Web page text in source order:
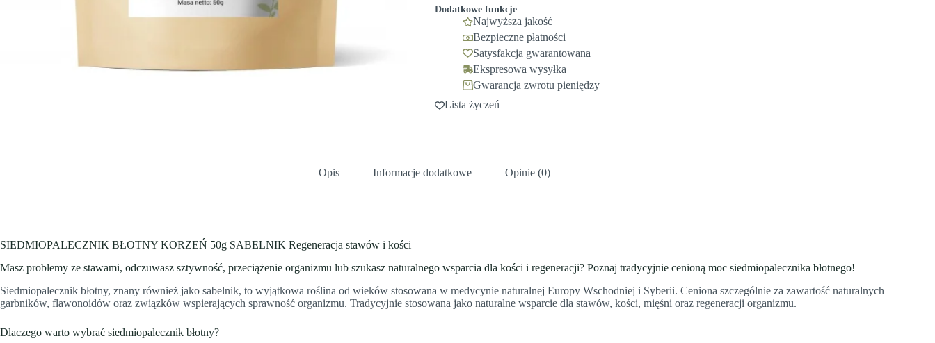
Dodatkowe funkcje
Najwyższa jakość
Bezpieczne płatności
Satysfakcja gwarantowana
Ekspresowa wysyłka
Gwarancja zwrotu pieniędzy
Lista życzeń
Opis Informacje dodatkowe Opinie (0)
SIEDMIOPALECZNIK BŁOTNY KORZEŃ 50g SABELNIK Regeneracja stawów i kości
Masz problemy ze stawami, odczuwasz sztywność, przeciążenie organizmu lub szukasz naturalnego wsparcia dla kości i regeneracji? Poznaj tradycyjnie cenioną moc siedmiopalecznika błotnego!
Siedmiopalecznik błotny, znany również jako sabelnik, to wyjątkowa roślina od wieków stosowana w medycynie naturalnej Europy Wschodniej i Syberii. Ceniona szczególnie za zawartość naturalnych
garbników, flawonoidów oraz związków wspierających sprawność organizmu. Tradycyjnie stosowana jako naturalne wsparcie dla stawów, kości, mięśni oraz regeneracji organizmu.
Dlaczego warto wybrać siedmiopalecznik błotny?